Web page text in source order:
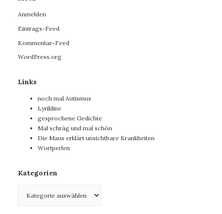
Anmelden
Eintrags-Feed
Kommentar-Feed
WordPress.org
Links
noch mal Autismus
Lyrikline
gesprochene Gedichte
Mal schräg und mal schön
Die Maus erklärt unsichtbare Krankheiten
Wortperlen
Kategorien